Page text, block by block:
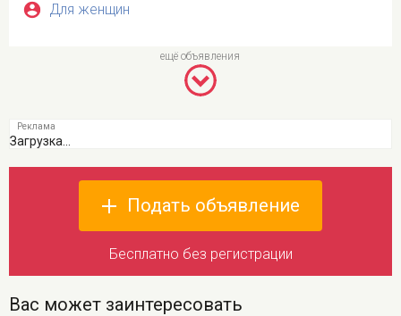
Для женщин
Загрузка...
Подать объявление
Бесплатно без регистрации
Вас может заинтересовать